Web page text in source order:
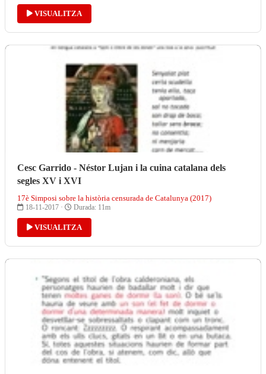
VISUALITZA
Cesc Garrido - Néstor Lujan i la cuina catalana dels
segles XV i XVI
17è Simposi sobre la història censurada de Catalunya (2017)
18-11-2017 · Durada: 11m
VISUALITZA